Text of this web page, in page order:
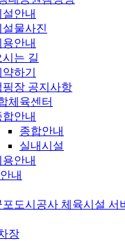
설안내
설물사진
용안내
시는 길
약하기
핑장 공지사항
체육센터
합안내
종합안내
실내시설
용안내
내
포도시공사 체육시설 서
장